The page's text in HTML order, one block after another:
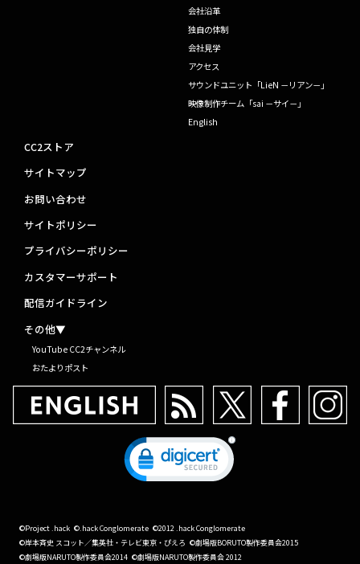
会社沿革
独自の体制
会社見学
アクセス
サウンドユニット「LieN －リアン－」
映像制作チーム「sai －サイ－」
English
CC2ストア
サイトマップ
お問い合わせ
サイトポリシー
プライバシーポリシー
カスタマーサポート
配信ガイドライン
その他▼
YouTube CC2チャンネル
おたよりポスト
©Project .hack ©.hack Conglomerate ©2012 .hack Conglomerate
©岸本斉史 スコット／集英社・テレビ東京・ぴえろ ©劇場版BORUTO製作委員会2015
©劇場版NARUTO製作委員会2014 ©劇場版NARUTO製作委員会 2012